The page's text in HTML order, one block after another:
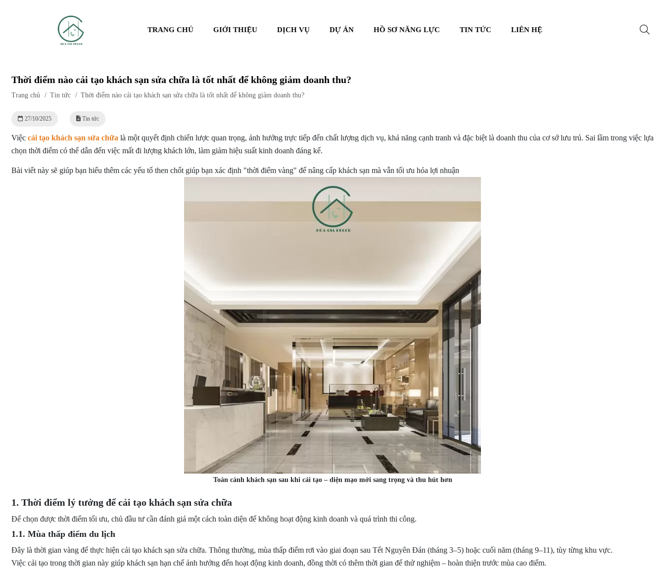
TRANG CHỦ GIỚI THIỆU DỊCH VỤ DỰ ÁN HỒ SƠ NĂNG LỰC TIN TỨC LIÊN HỆ
Thời điểm nào cải tạo khách sạn sửa chữa là tốt nhất để không giảm doanh thu?
Trang chủ / Tin tức / Thời điểm nào cải tạo khách sạn sửa chữa là tốt nhất để không giảm doanh thu?
27/10/2025 Tin tức
Việc cải tạo khách sạn sửa chữa là một quyết định chiến lược quan trọng, ảnh hưởng trực tiếp đến chất lượng dịch vụ, khả năng cạnh tranh và đặc biệt là doanh thu của cơ sở lưu trú. Sai lầm trong việc lựa
chọn thời điểm có thể dẫn đến việc mất đi lượng khách lớn, làm giảm hiệu suất kinh doanh đáng kể.
Bài viết này sẽ giúp bạn hiểu thêm các yếu tố then chốt giúp bạn xác định "thời điểm vàng" để nâng cấp khách sạn mà vẫn tối ưu hóa lợi nhuận
Toàn cảnh khách sạn sau khi cải tạo – diện mạo mới sang trọng và thu hút hơn
1. Thời điểm lý tưởng để cải tạo khách sạn sửa chữa
Để chọn được thời điểm tối ưu, chủ đầu tư cần đánh giá một cách toàn diện để không hoạt động kinh doanh và quá trình thi công.
1.1. Mùa thấp điểm du lịch
Đây là thời gian vàng để thực hiện cải tạo khách sạn sửa chữa. Thông thường, mùa thấp điểm rơi vào giai đoạn sau Tết Nguyên Đán (tháng 3–5) hoặc cuối năm (tháng 9–11), tùy từng khu vực.
Việc cải tạo trong thời gian này giúp khách sạn hạn chế ảnh hưởng đến hoạt động kinh doanh, đồng thời có thêm thời gian để thử nghiệm – hoàn thiện trước mùa cao điểm.